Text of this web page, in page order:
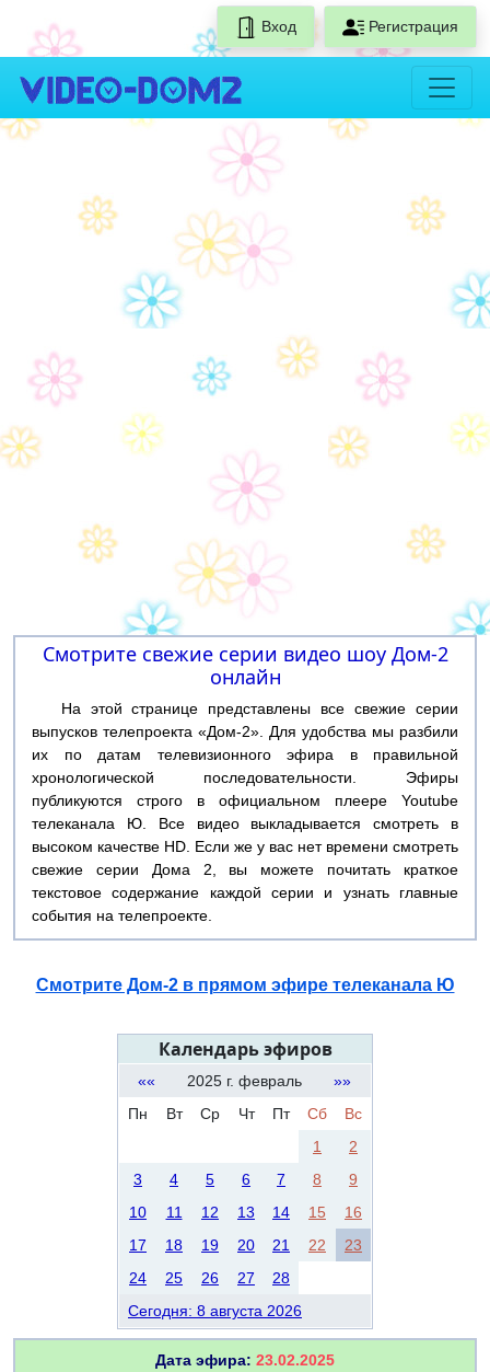
Вход Регистрация
Смотрите свежие серии видео шоу Дом-2
онлайн
На этой странице представлены все свежие серии
выпусков телепроекта «Дом-2». Для удобства мы разбили
их по датам телевизионного эфира в правильной
хронологической последовательности. Эфиры
публикуются строго в официальном плеере Youtube
телеканала Ю. Все видео выкладывается смотреть в
высоком качестве HD. Если же у вас нет времени смотреть
свежие серии Дома 2, вы можете почитать краткое
текстовое содержание каждой серии и узнать главные
события на телепроекте.
Смотрите Дом-2 в прямом эфире телеканала Ю
Календарь эфиров
«« 2025 г. февраль
»»
Пн
Вт Ср Чт Пт Сб
Вс
1
2
3
4 5 6 7 8
9
10
11 12 13 14 15
16
17
18 19 20 21 22
23
24
25 26 27
28
Сегодня: 8 августа 2026
Дата эфира: 23.02.2025